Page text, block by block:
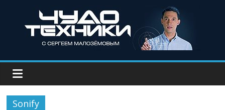
Sonify